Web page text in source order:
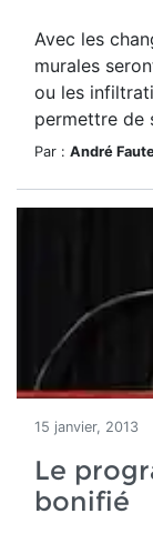
Avec les
murales
ou les
permettre de
Par : André
15 janvier, 2013
Le
bonifié